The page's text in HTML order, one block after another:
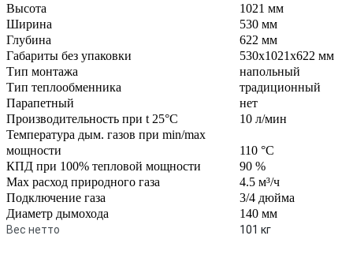
Высота
1021 мм
Ширина
530 мм
Глубина
622 мм
Габариты без упаковки
530х1021х622 мм
Тип монтажа
напольный
Тип теплообменника
традиционный
Парапетный
нет
Производительность при t 25°C
10 л/мин
Температура дым. газов при min/max
мощности
110 °С
КПД при 100% тепловой мощности
90 %
Max расход природного газа
4.5 м³/ч
Подключение газа
3/4 дюйма
Диаметр дымохода
140 мм
Вес нетто 101 кг